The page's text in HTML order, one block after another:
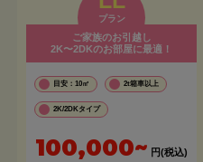
プラン
ご家族のお引越し
2K〜2DKのお部屋に最適！
目安：10㎡ 2t箱車以上
2K/2DKタイプ
100,000~ 円(税込)